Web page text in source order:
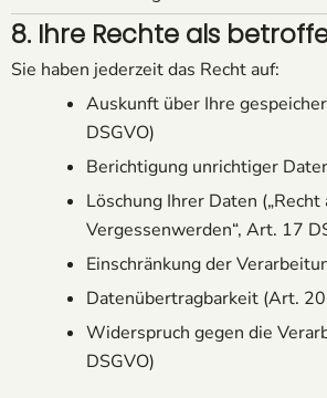
8. Ihre Rechte als
Sie haben jederzeit das Recht auf:
Auskunft über Ihre
DSGVO)
Berichtigung unrichtiger
Löschung Ihrer Daten („Recht
Vergessenwerden“, Art. 17
Einschränkung der
Datenübertragbarkeit (Art.
Widerspruch gegen die
DSGVO)